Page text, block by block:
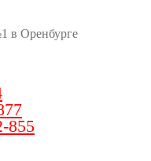
в Оренбурге
855